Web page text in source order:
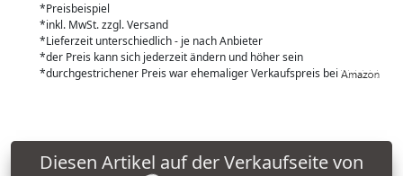
*Preisbeispiel
*inkl. MwSt. zzgl. Versand
*Lieferzeit unterschiedlich - je nach Anbieter
*der Preis kann sich jederzeit ändern und höher sein
*durchgestrichener Preis war ehemaliger Verkaufspreis bei